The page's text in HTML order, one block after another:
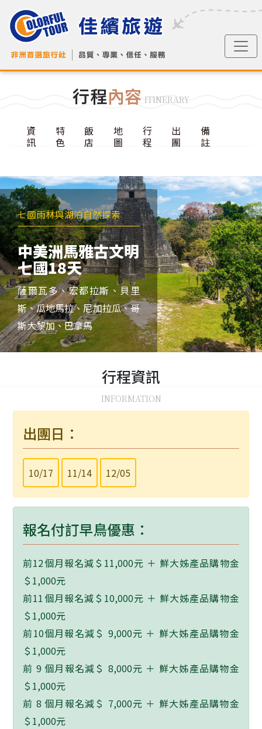
行程內容 ITINERARY
資
訊
特
色
飯
店
地
圖
行
程
出
團
備
註
七國雨林與湖泊自然探索
中美洲馬雅古文明
七國18天
薩爾瓦多、宏都拉斯、貝里
斯、瓜地馬拉、尼加拉瓜、哥
斯大黎加、巴拿馬
行程資訊
INFORMATION
出團日：
10/17 11/14 12/05
報名付訂早鳥優惠：
前12個月報名減＄11,000元 ＋ 鮮大姊產品購物金
＄1,000元
前11個月報名減＄10,000元 ＋ 鮮大姊產品購物金
＄1,000元
前10個月報名減＄ 9,000元 ＋ 鮮大姊產品購物金
＄1,000元
前 9 個月報名減＄ 8,000元 ＋ 鮮大姊產品購物金
＄1,000元
前 8 個月報名減＄ 7,000元 ＋ 鮮大姊產品購物金
＄1,000元